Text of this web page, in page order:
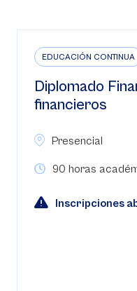
EDUCACIÓN CONTINUA
Diplomado
financieros
Presencial
90 horas
Inscripciones